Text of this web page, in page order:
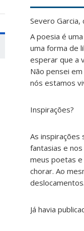
Severo
A poesia é
uma forma de
esperar que a
Não pensei
nós estamos
Inspirações?
As inspirações
fantasias e
meus poetas
chorar. Ao
Já havia